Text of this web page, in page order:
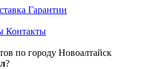
Гарантии
Контакты
по городу Новоалтайск
?